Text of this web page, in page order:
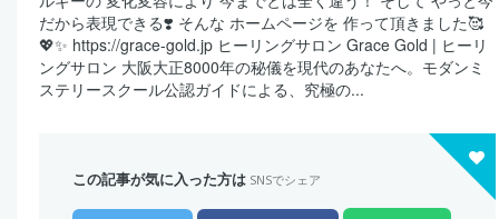
だから表現できる❣️ そんな ホームページを 作って頂きました🥰
💖✨ https://grace-gold.jp ヒーリングサロン Grace Gold | ヒーリ
ングサロン 大阪大正8000年の秘儀を現代のあなたへ。モダンミ
ステリースクール公認ガイドによる、究極の...
この記事が気に入った方は SNSでシェア